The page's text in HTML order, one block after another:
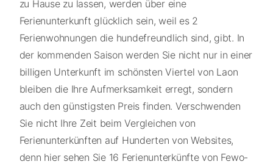
zu Hause zu lassen, werden über eine
Ferienunterkunft glücklich sein, weil es 2
Ferienwohnungen die hundefreundlich sind, gibt. In
der kommenden Saison werden Sie nicht nur in einer
billigen Unterkunft im schönsten Viertel von Laon
bleiben die Ihre Aufmerksamkeit erregt, sondern
auch den günstigsten Preis finden. Verschwenden
Sie nicht Ihre Zeit beim Vergleichen von
Ferienunterkünften auf Hunderten von Websites,
denn hier sehen Sie 16 Ferienunterkünfte von Fewo-